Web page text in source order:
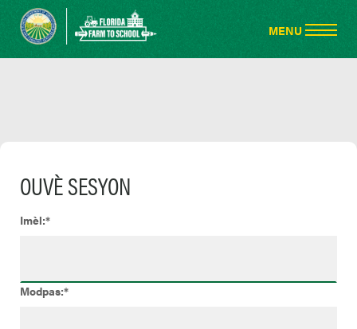
OUVÈ SESYON
Imèl:*
Modpas:*